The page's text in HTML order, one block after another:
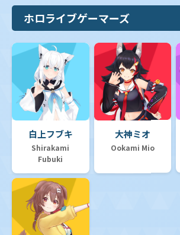
ホロライブゲーマーズ
白上フブキ
Shirakami
Fubuki
大神ミオ
Ookami Mio